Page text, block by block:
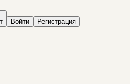
Войти Регистрация